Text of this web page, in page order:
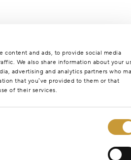
content and ads, to provide social media
We also share information about your
advertising and analytics partners who
that you’ve provided to them or that
of their services.